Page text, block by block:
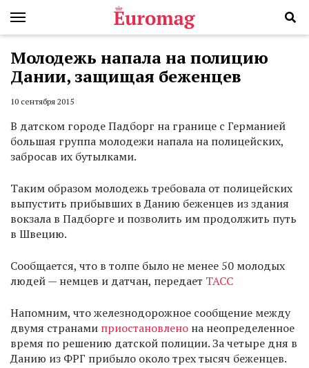
Молодежь напала на полицию
Дании, защищая беженцев
10 сентября 2015
В датском городе Падборг на границе с Германией
большая группа молодежи напала на полицейских,
забросав их бутылками.
Таким образом молодежь требовала от полицейских
выпустить прибывших в Данию беженцев из здания
вокзала в Падборге и позволить им продолжить путь
в Швецию.
Сообщается, что в толпе было не менее 50 молодых
людей — немцев и датчан, передает ТАСС
Напомним, что железнодорожное сообщение между
двумя странами приостановлено на неопределенное
время по решению датской полиции. За четыре дня в
Данию из ФРГ прибыло около трех тысяч беженцев.